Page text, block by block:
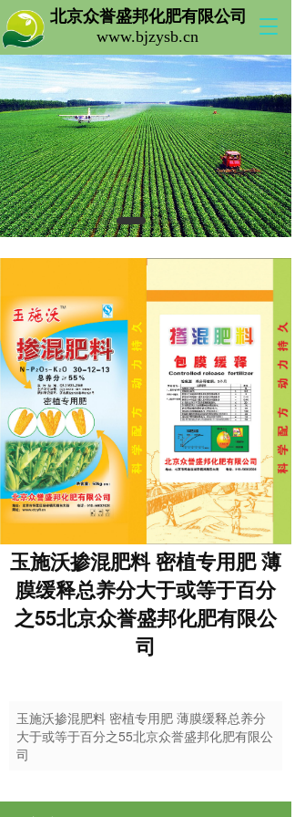
T
g
g
l
e
n
a
v
i
g
a
i
n
北京众誉盛邦化肥有限公司
www.bjzysb.cn
玉施沃掺混肥料 密植专用肥 薄
膜缓释总养分大于或等于百分
之55北京众誉盛邦化肥有限公
司
玉施沃掺混肥料 密植专用肥 薄膜缓释总养分
大于或等于百分之55北京众誉盛邦化肥有限公
司